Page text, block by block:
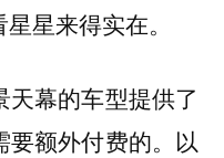
星来得实在。
幕的车型提供了
额外付费的。以